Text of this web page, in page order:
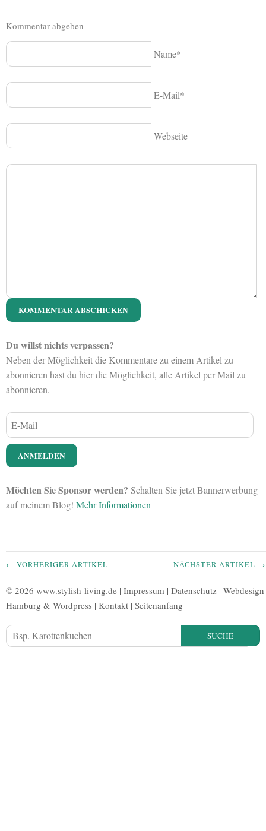
Kommentar abgeben
Name*
E-Mail*
Webseite
Du willst nichts verpassen?
Neben der Möglichkeit die Kommentare zu einem Artikel zu
abonnieren hast du hier die Möglichkeit, alle Artikel per Mail zu
abonnieren.
Möchten Sie Sponsor werden? Schalten Sie jetzt Bannerwerbung
auf meinem Blog! Mehr Informationen
← VORHERIGER ARTIKEL NÄCHSTER ARTIKEL →
© 2026 www.stylish-living.de | Impressum | Datenschutz | Webdesign
Hamburg & Wordpress | Kontakt | Seitenanfang
SUCHE